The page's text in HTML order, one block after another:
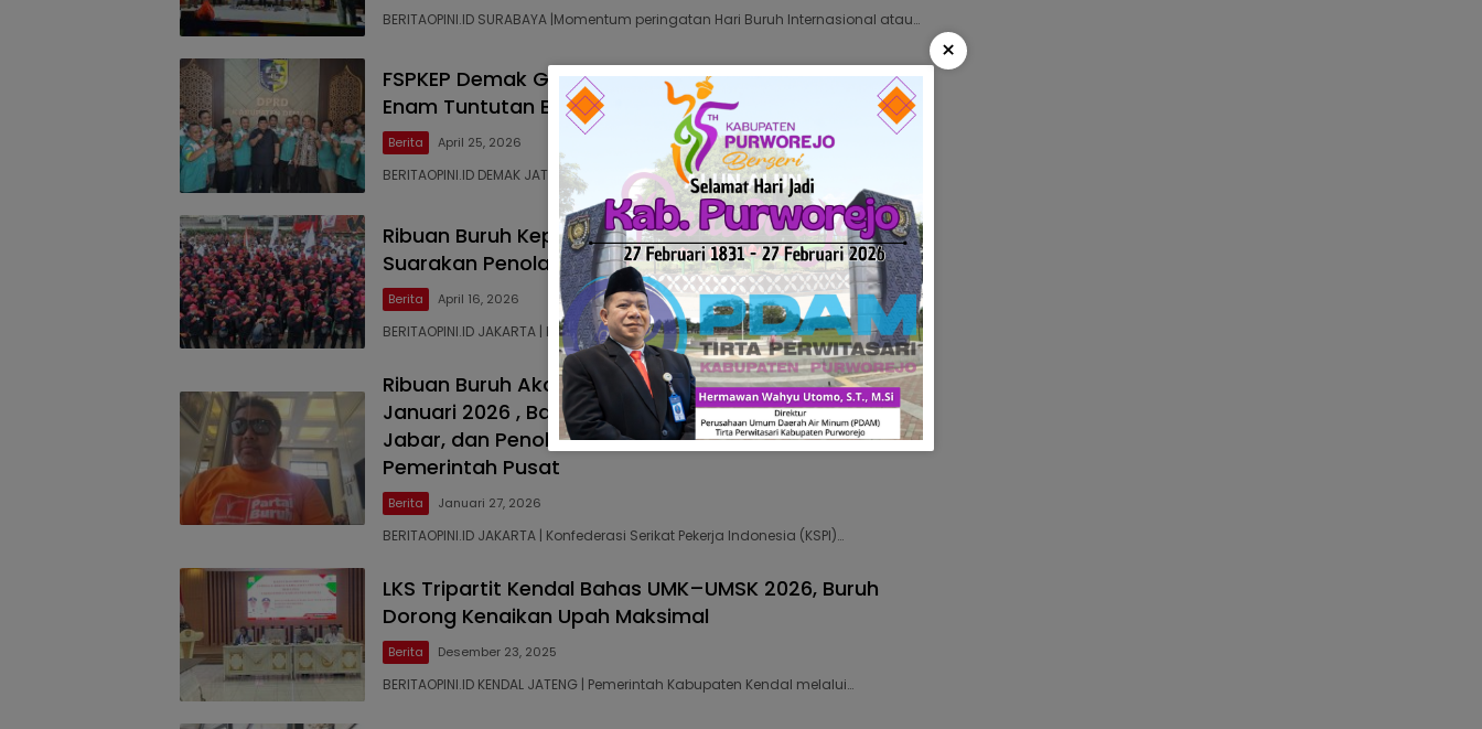
BERITAOPINI.ID SURABAYA |Momentum peringatan Hari Buruh Internasional atau…
FSPKEP Demak Gelar Audiensi dengan DPRD, Kawal
Enam Tuntutan Buruh Jelang May Day
Berita April 25, 2026
BERITAOPINI.ID DEMAK JATENG | Federasi Serikat Pekerja Kimia,…
Ribuan Buruh Kepung DPR Hari Ini, FSPMI-KSPI
Suarakan Penolakan Upah Murah hingga PHK
Berita April 16, 2026
BERITAOPINI.ID JAKARTA | Federasi Serikat Pekerja Metal Indonesia…
Ribuan Buruh Akan Kembali Turun ke Istana Negara 28
Januari 2026 , Bawa Isu Penolakan Upah Minimun DKI,
Jabar, dan Penolakan PHK 2.500 Buruh Akibat Ulah
Pemerintah Pusat
Berita Januari 27, 2026
BERITAOPINI.ID JAKARTA | Konfederasi Serikat Pekerja Indonesia (KSPI)…
LKS Tripartit Kendal Bahas UMK–UMSK 2026, Buruh
Dorong Kenaikan Upah Maksimal
Berita Desember 23, 2025
BERITAOPINI.ID KENDAL JATENG | Pemerintah Kabupaten Kendal melalui…
×